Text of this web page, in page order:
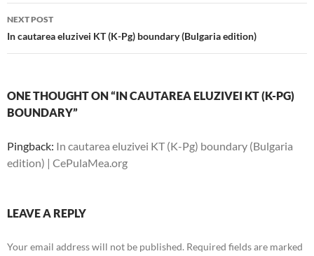
NEXT POST
In cautarea eluzivei KT (K-Pg) boundary (Bulgaria edition)
ONE THOUGHT ON “IN CAUTAREA ELUZIVEI KT (K-PG)
BOUNDARY”
Pingback: In cautarea eluzivei KT (K-Pg) boundary (Bulgaria
edition) | CePulaMea.org
LEAVE A REPLY
Your email address will not be published. Required fields are marked